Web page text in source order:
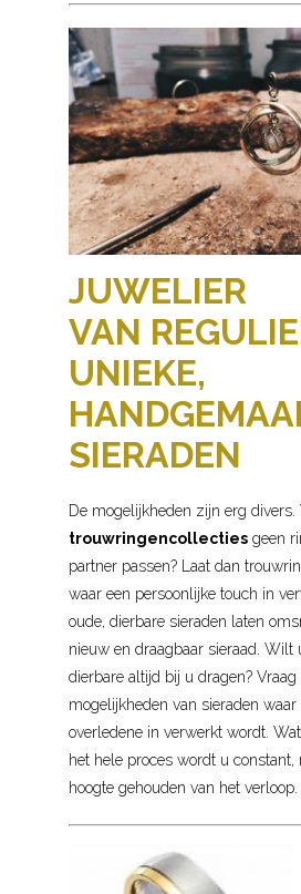
JUWELIER
VAN
UNIEKE,
SIERADEN
De mogelijkheden zijn erg
trouwringencollecties geen
partner passen? Laat dan
waar een persoonlijke touch in
oude, dierbare sieraden laten
nieuw en draagbaar sieraad. Wilt
dierbare altijd bij u dragen?
mogelijkheden van sieraden waar
overledene in verwerkt wordt.
het hele proces wordt u constant,
hoogte gehouden van het verloop.